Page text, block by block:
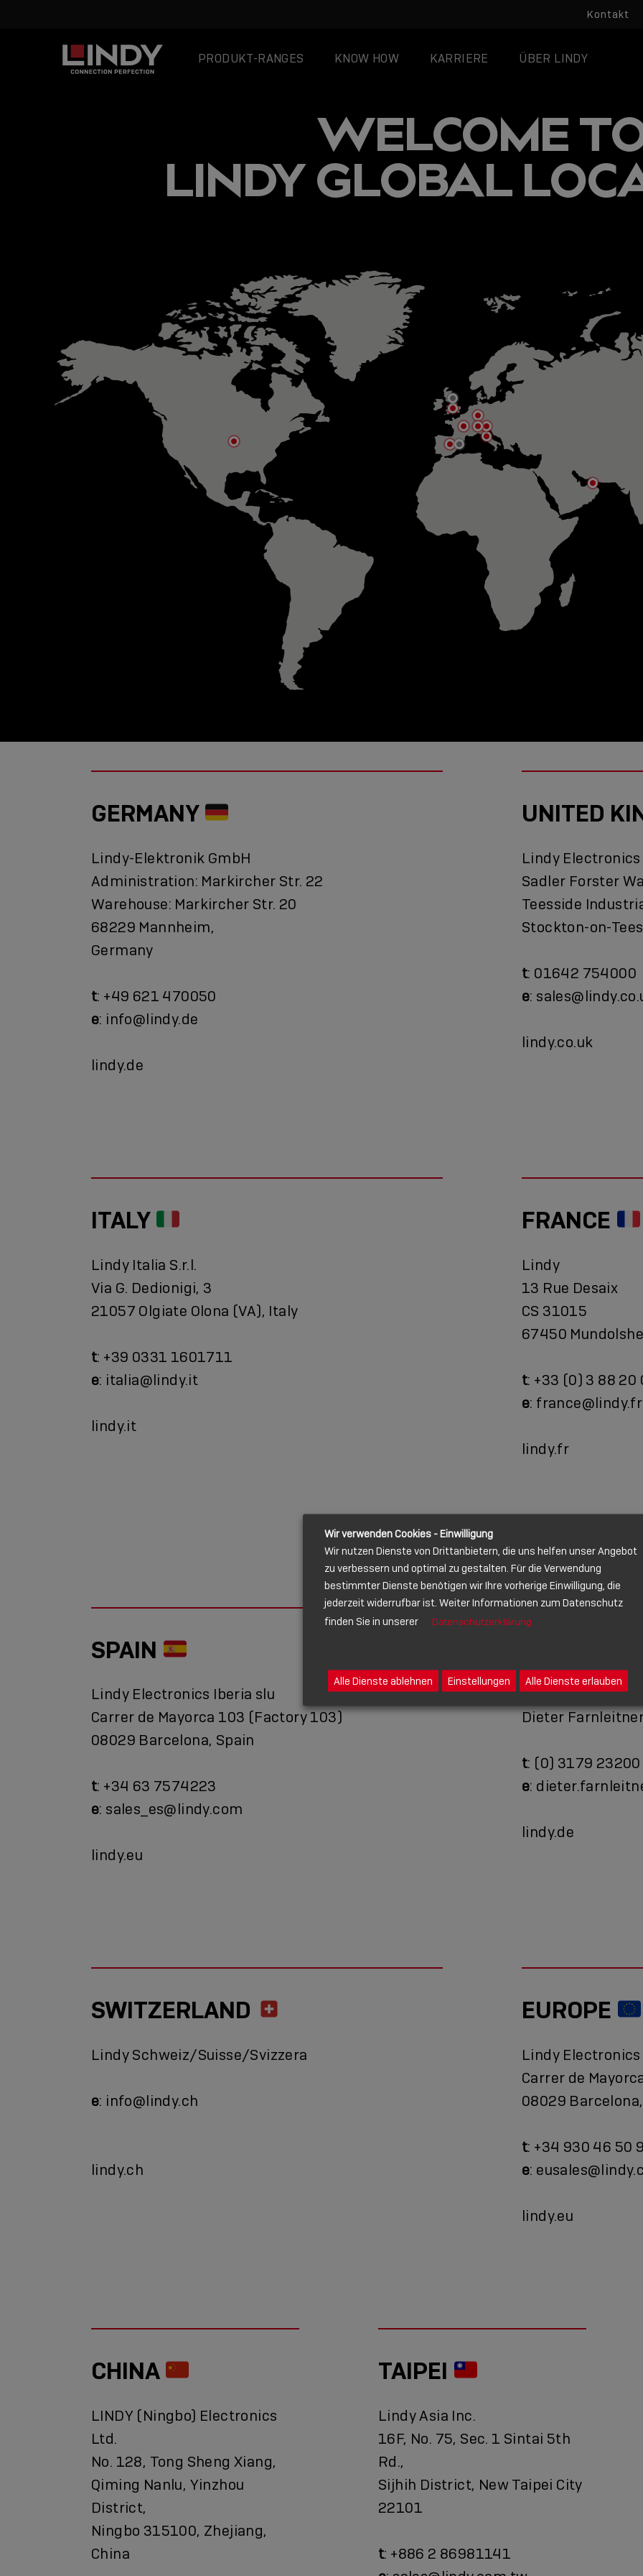
Kontakt
PRODUKT-RANGES KNOW HOW KARRIERE ÜBER LINDY
WELCOME
LINDY GLOBAL
GERMANY
Lindy-Elektronik GmbH
Administration: Markircher Str. 22
Warehouse: Markircher Str. 20
68229 Mannheim,
Germany
t: +49 621 470050
e: info@lindy.de
lindy.de
UNITED
Lindy
Sadler Forster
Teesside
Stockton-on-
t: 01642 754000
e:
lindy.co.uk
ITALY
Lindy Italia S.r.l.
Via G. Dedionigi, 3
21057 Olgiate Olona (VA), Italy
t: +39 0331 1601711
e: italia@lindy.it
lindy.it
FRANCE
Lindy
13 Rue Desaix
CS 31015
67450
t: +33 (0) 3 88 20
e: france@lindy.fr
lindy.fr
SPAIN
Lindy Electronics Iberia slu
Carrer de Mayorca 103 (Factory 103)
08029 Barcelona, Spain
t: +34 63 7574223
e: sales_es@lindy.com
lindy.eu
Lindy
Dieter
t: (0) 3179 23200
e:
lindy.de
SWITZERLAND
Lindy Schweiz/Suisse/Svizzera
e: info@lindy.ch
lindy.ch
EUROPE
Lindy Electronics
Carrer de
08029
t: +34 930 46 50
e:
lindy.eu
CHINA
LINDY (Ningbo) Electronics
Ltd.
No. 128, Tong Sheng Xiang,
Qiming Nanlu, Yinzhou
District,
Ningbo 315100, Zhejiang,
China
TAIPEI
Lindy Asia Inc.
16F, No. 75, Sec. 1 Sintai 5th
Rd.,
Sijhih District, New Taipei City
22101
t: +886 2 86981141
Wir verwenden Cookies - Einwilligung
Wir nutzen Dienste von Drittanbietern, die uns helfen unser Angebot
zu verbessern und optimal zu gestalten. Für die Verwendung
bestimmter Dienste benötigen wir Ihre vorherige Einwilligung, die
jederzeit widerrufbar ist. Weiter Informationen zum Datenschutz
finden Sie in unserer
Datenschutzerklärung
Alle Dienste ablehnen Einstellungen Alle Dienste erlauben